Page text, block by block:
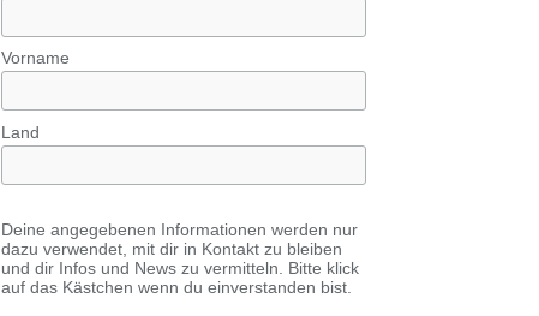
Vorname
Land
Deine angegebenen Informationen werden nur
dazu verwendet, mit dir in Kontakt zu bleiben
und dir Infos und News zu vermitteln. Bitte klick
auf das Kästchen wenn du einverstanden bist.